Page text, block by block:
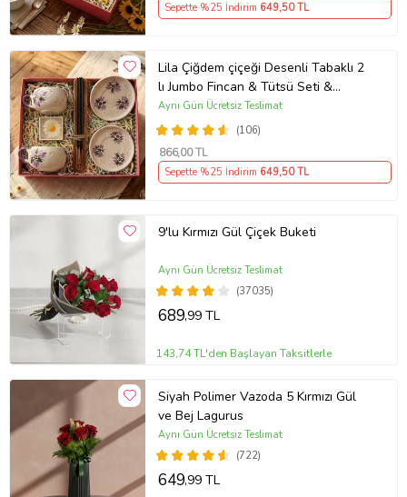
Sepette %25 İndirim 649,50 TL
Lila Çiğdem çiçeği Desenli Tabaklı 2
lı Jumbo Fincan & Tütsü Seti &
Papatya Mum &
(106)
Aynı Gün Ücretsiz Teslimat
866,00 TL
Sepette %25 İndirim 649,50 TL
9'lu Kırmızı Gül Çiçek Buketi
(37035)
Aynı Gün Ücretsiz Teslimat
689,99 TL
143,74 TL'den Başlayan Taksitlerle
Siyah Polimer Vazoda 5 Kırmızı Gül
ve Bej Lagurus
(722)
Aynı Gün Ücretsiz Teslimat
649,99 TL